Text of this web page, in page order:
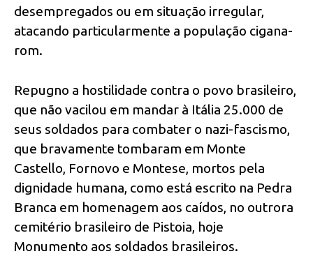
desempregados ou em situação irregular,
atacando particularmente a população cigana-
rom.
Repugno a hostilidade contra o povo brasileiro,
que não vacilou em mandar à Itália 25.000 de
seus soldados para combater o nazi-fascismo,
que bravamente tombaram em Monte
Castello, Fornovo e Montese, mortos pela
dignidade humana, como está escrito na Pedra
Branca em homenagem aos caídos, no outrora
cemitério brasileiro de Pistoia, hoje
Monumento aos soldados brasileiros.